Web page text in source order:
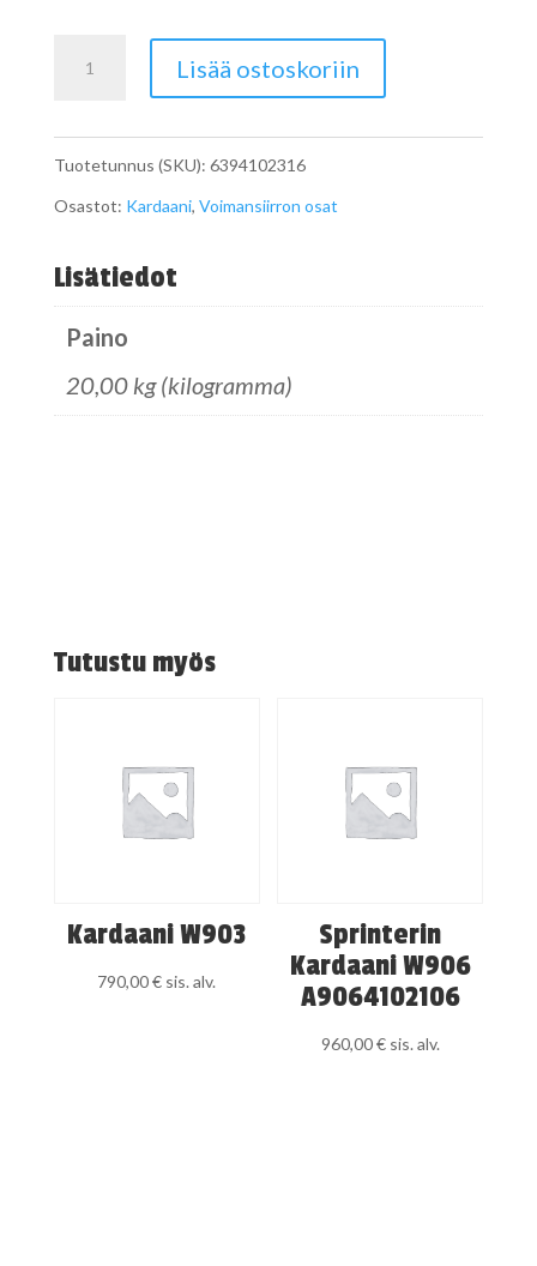
W639
A6394102316
4-
määrä
Lisää ostoskoriin
Tuotetunnus (SKU): 6394102316
Osastot: Kardaani, Voimansiirron osat
Lisätiedot
Paino
20,00 kg (kilogramma)
Tutustu myös
Kardaani W903
790,00€ sis. alv.
Sprinterin
Kardaani W906
A9064102106
960,00€ sis. alv.